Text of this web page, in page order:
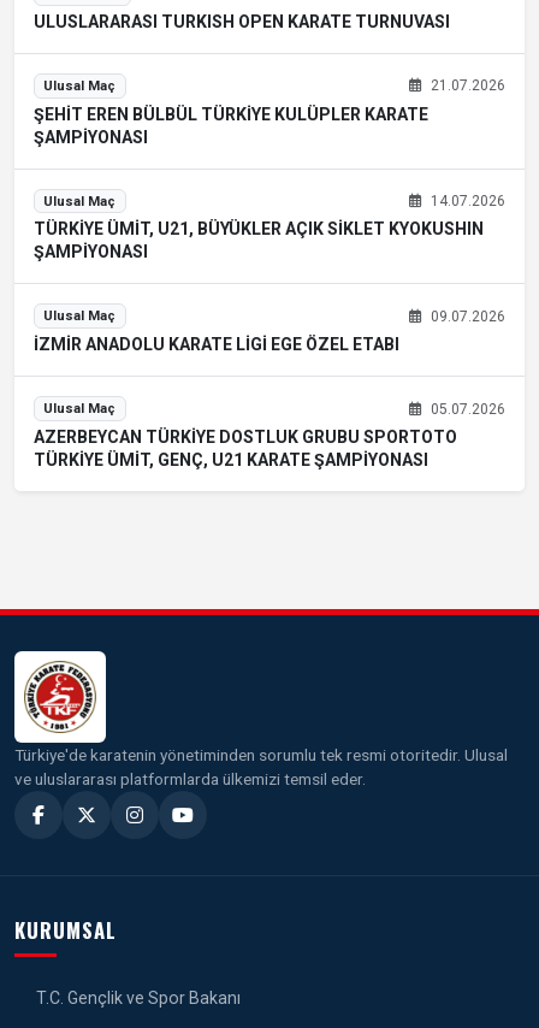
ULUSLARARASI TURKISH OPEN KARATE TURNUVASI
Ulusal Maç 21.07.2026
ŞEHİT EREN BÜLBÜL TÜRKİYE KULÜPLER KARATE
ŞAMPİYONASI
Ulusal Maç 14.07.2026
TÜRKİYE ÜMİT, U21, BÜYÜKLER AÇIK SİKLET KYOKUSHIN
ŞAMPİYONASI
Ulusal Maç 09.07.2026
İZMİR ANADOLU KARATE LİGİ EGE ÖZEL ETABI
Ulusal Maç 05.07.2026
AZERBEYCAN TÜRKİYE DOSTLUK GRUBU SPORTOTO
TÜRKİYE ÜMİT, GENÇ, U21 KARATE ŞAMPİYONASI
Türkiye'de karatenin yönetiminden sorumlu tek resmi otoritedir. Ulusal
ve uluslararası platformlarda ülkemizi temsil eder.
KURUMSAL
T.C. Gençlik ve Spor Bakanı